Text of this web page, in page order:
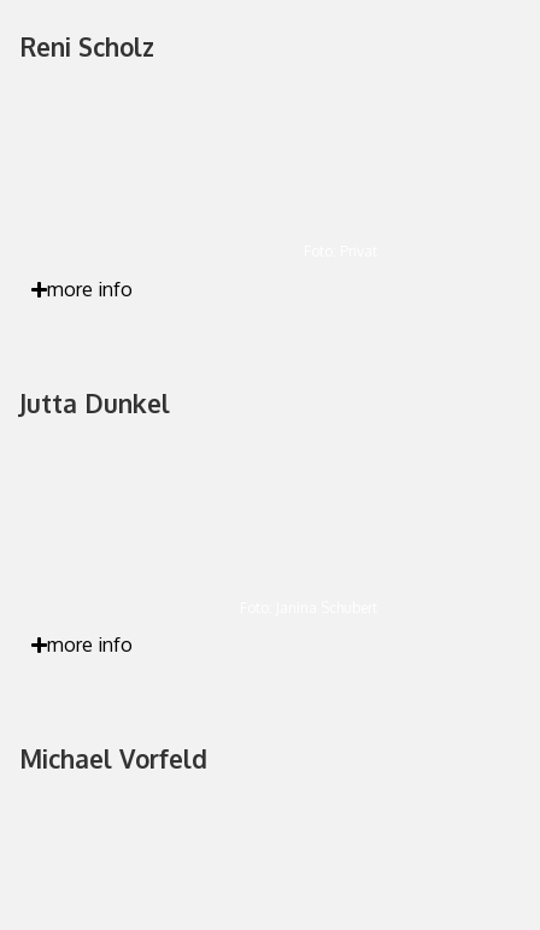
Reni Scholz
more info
Jutta Dunkel
more info
Michael Vorfeld